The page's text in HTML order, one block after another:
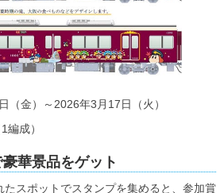
（金）～2026年3月17日（火）
編成）
華景品をゲット
たスポットでスタンプを集めると、参加賞